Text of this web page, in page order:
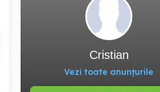
Cristian
Vezi toate anunțurile